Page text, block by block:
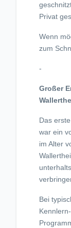
Privat
Wenn
zum
-
Großer
Das
war ein
im Alter
Bei